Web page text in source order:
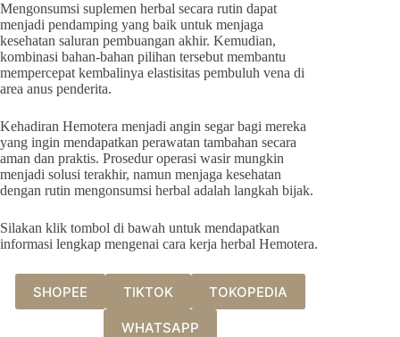
Mengonsumsi suplemen herbal secara rutin dapat
menjadi pendamping yang baik untuk menjaga
kesehatan saluran pembuangan akhir. Kemudian,
kombinasi bahan-bahan pilihan tersebut membantu
mempercepat kembalinya elastisitas pembuluh vena di
area anus penderita.
Kehadiran Hemotera menjadi angin segar bagi mereka
yang ingin mendapatkan perawatan tambahan secara
aman dan praktis. Prosedur operasi wasir mungkin
menjadi solusi terakhir, namun menjaga kesehatan
dengan rutin mengonsumsi herbal adalah langkah bijak.
Silakan klik tombol di bawah untuk mendapatkan
informasi lengkap mengenai cara kerja herbal Hemotera.
SHOPEE TIKTOK TOKOPEDIA
WHATSAPP